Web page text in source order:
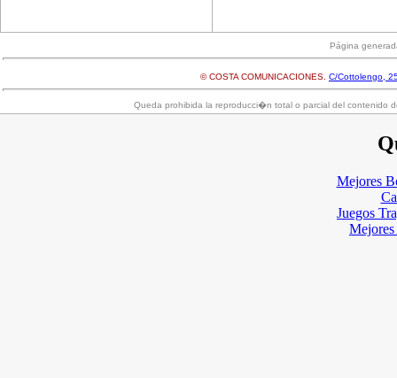
Página
© COSTA COMUNICACIONES. C/Cottolengo,
Queda prohibida la reproducci�n total o parcial del contenido
Mejores
Juegos